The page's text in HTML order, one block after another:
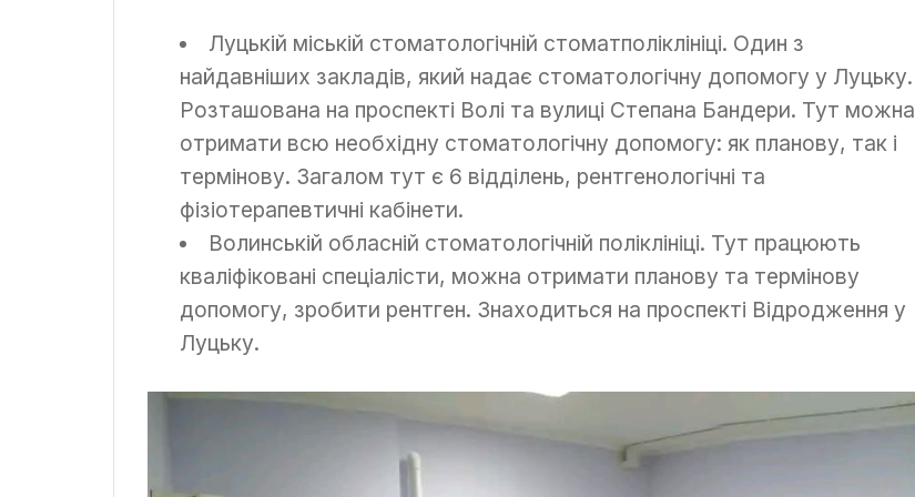
Луцькій міській стоматологічній стоматполіклініці. Один з
найдавніших закладів, який надає стоматологічну допомогу у Луцьку.
Розташована на проспекті Волі та вулиці Степана Бандери. Тут можна
отримати всю необхідну стоматологічну допомогу: як планову, так і
термінову. Загалом тут є 6 відділень, рентгенологічні та
фізіотерапевтичні кабінети.
Волинській обласній стоматологічній поліклініці. Тут працюють
кваліфіковані спеціалісти, можна отримати планову та термінову
допомогу, зробити рентген. Знаходиться на проспекті Відродження у
Луцьку.